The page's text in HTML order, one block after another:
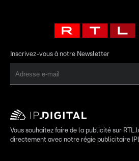
Inscrivez-vous à notre Newsletter
Vous souhaitez faire de la publicité sur
directement avec notre régie publicitaire